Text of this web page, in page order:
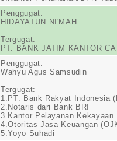
Penggugat:
HIDAYATUN NI'MAH
Tergugat:
PT. BANK JATIM KANTOR
Penggugat:
Wahyu Agus Samsudin
Tergugat:
1.PT. Bank Rakyat Indonesia
2.Notaris dari Bank BRI
3.Kantor Pelayanan Kekayaan
4.Otoritas Jasa Keuangan
5.Yoyo Suhadi